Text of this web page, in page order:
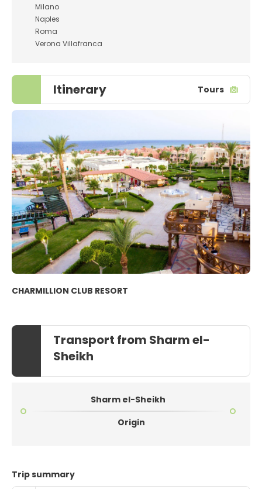
Milano
Naples
Roma
Verona Villafranca
Itinerary Tours
CHARMILLION CLUB RESORT
Transport from Sharm el-
Sheikh
Sharm el-Sheikh
Origin
Trip summary